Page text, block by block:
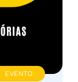
EVENTO